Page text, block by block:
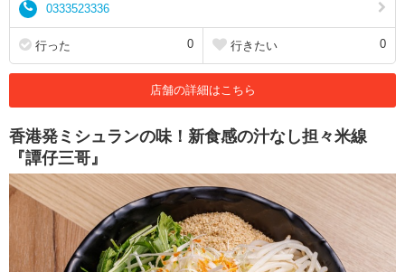
0333523336
行った 0 行きたい 0
店舗の詳細はこちら
香港発ミシュランの味！新食感の汁なし担々米線
『譚仔三哥』